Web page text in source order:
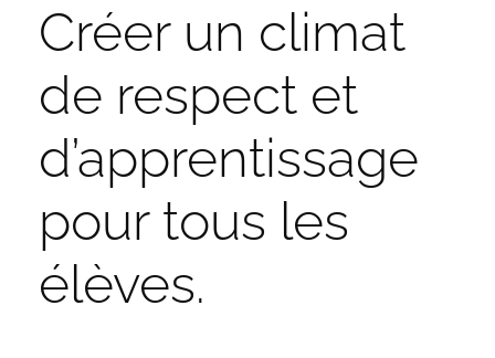
Créer un climat
de respect et
d’apprentissage
pour tous les
élèves.